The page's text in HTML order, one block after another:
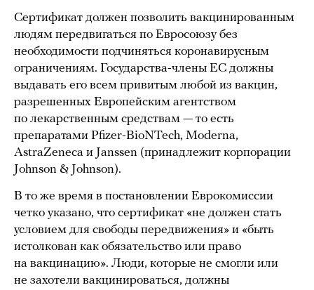
Сертификат должен позволить вакцинированным
людям передвигаться по Евросоюзу без
необходимости подчиняться коронавирусным
ограничениям. Государства-члены ЕС должны
выдавать его всем привитым любой из вакцин,
разрешенных Европейским агентством
по лекарственным средствам — то есть
препаратами Pfizer-BioNTech, Moderna,
AstraZeneca и Janssen (принадлежит корпорации
Johnson & Johnson).
В то же время в постановлении Еврокомиссии
четко указано, что сертификат «не должен стать
условием для свободы передвижения» и «быть
истолкован как обязательство или право
на вакцинацию». Люди, которые не смогли или
не захотели вакцинироваться, должны